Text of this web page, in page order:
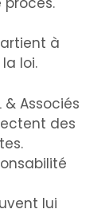
à
loi.
& Associés
des
lui